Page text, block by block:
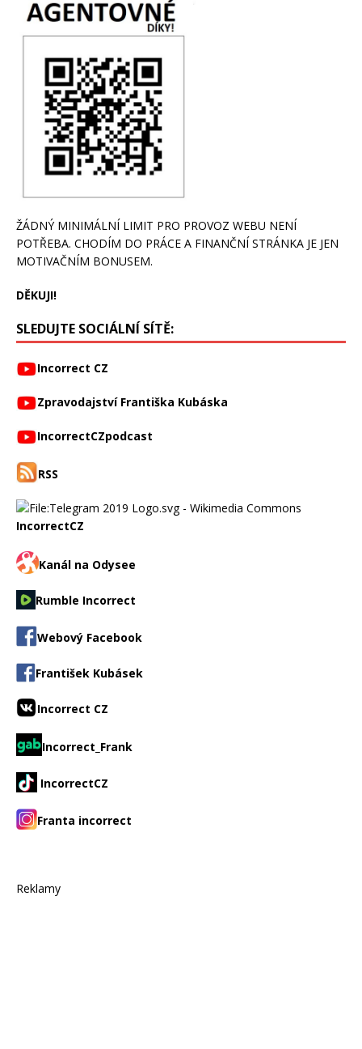
ŽÁDNÝ MINIMÁLNÍ LIMIT PRO PROVOZ WEBU NENÍ
POTŘEBA. CHODÍM DO PRÁCE A FINANČNÍ STRÁNKA JE JEN
MOTIVAČNÍM BONUSEM.
DĚKUJI!
SLEDUJTE SOCIÁLNÍ SÍTĚ:
Incorrect CZ
Zpravodajství Františka Kubáska
IncorrectCZpodcast
RSS
IncorrectCZ
Kanál na Odysee
Rumble Incorrect
Webový Facebook
František Kubásek
Incorrect CZ
Incorrect_Frank
IncorrectCZ
Franta incorrect
Reklamy